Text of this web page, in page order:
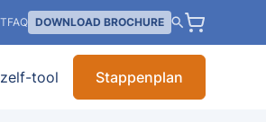
FAQ DOWNLOAD BROCHURE
tool Stappenplan